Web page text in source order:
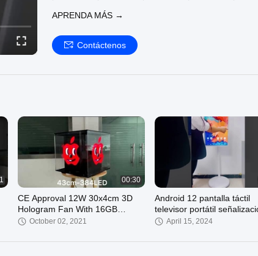
El objetivo de la medida es reducir el riesgo de
El objetivo de la presente Decisión es garantizar que
cumplan los requisitos establecidos en el presente
APRENDA MÁS →
Contáctenos
00:30
CE Approval 12W 30x4cm 3D
Hologram Fan With 16GB
Memory
October 02, 2021
Android 12 pantalla táctil
televisor portátil
digital Stand By Me Smart
April 15, 2024